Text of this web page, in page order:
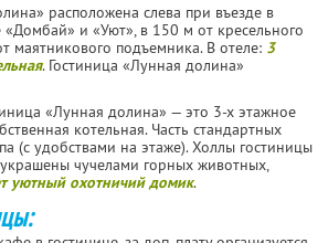
расположена слева при въезде в
и «Уют», в 150 м от кресельного
маятникового подъемника. В отеле: 3
. Гостиница «Лунная долина»
«Лунная долина» — это 3-х этажное
котельная. Часть стандартных
(с удобствами на этаже). Холлы гостиницы
чучелами горных животных,
уютный охотничий домик.